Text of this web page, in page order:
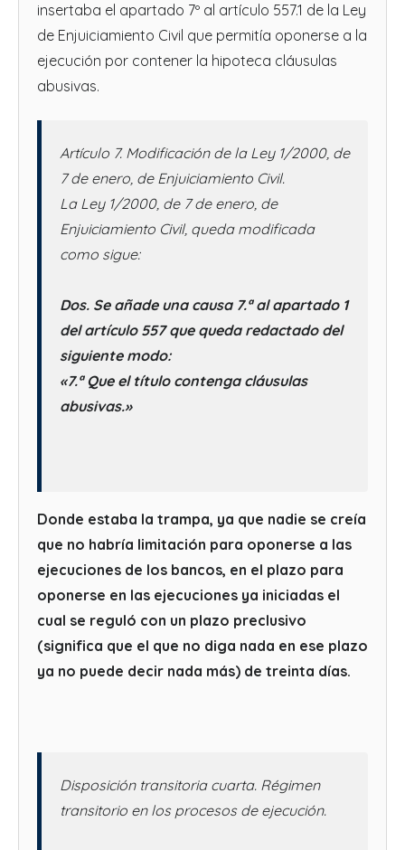
insertaba el apartado 7º al artículo 557.1 de la Ley
de Enjuiciamiento Civil que permitía oponerse a la
ejecución por contener la hipoteca cláusulas
abusivas.
Artículo 7. Modificación de la Ley 1/2000, de
7 de enero, de Enjuiciamiento Civil.
La Ley 1/2000, de 7 de enero, de
Enjuiciamiento Civil, queda modificada
como sigue:
Dos. Se añade una causa 7.ª al apartado 1
del artículo 557 que queda redactado del
siguiente modo:
«7.ª Que el título contenga cláusulas
abusivas.»
Donde estaba la trampa, ya que nadie se creía
que no habría limitación para oponerse a las
ejecuciones de los bancos, en el plazo para
oponerse en las ejecuciones ya iniciadas el
cual se reguló con un plazo preclusivo
(significa que el que no diga nada en ese plazo
ya no puede decir nada más) de treinta días.
Disposición transitoria cuarta. Régimen
transitorio en los procesos de ejecución.